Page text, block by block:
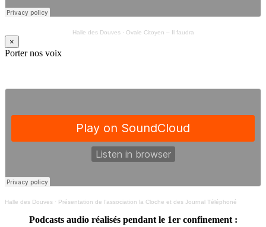
Halle des Douves· Ovale Citoyen – Il faudra
×
Porter nos voix
Halle des Douves · Présentation de l’association la Cloche et des Journal Téléphoné
Podcasts audio réalisés pendant le 1er confinement :